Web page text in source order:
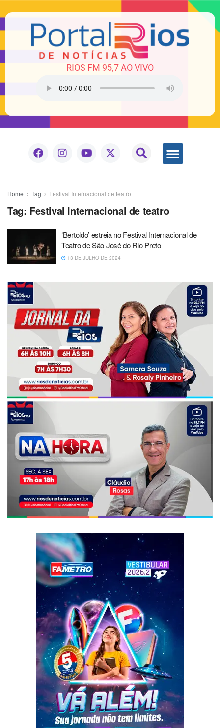
RIOS FM 95,7 AO VIVO
Home Tag Festival Internacional de teatro
Tag: Festival Internacional de teatro
‘Bertoldo’ estreia no Festival Internacional de
Teatro de São José do Rio Preto
13 DE JULHO DE 2024